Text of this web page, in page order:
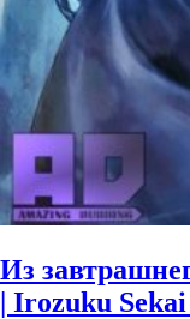
Из
| Irozuku